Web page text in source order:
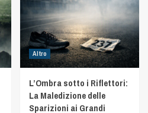
Altro
L’Ombra sotto i Riflettori:
La Maledizione delle
Sparizioni ai Grandi